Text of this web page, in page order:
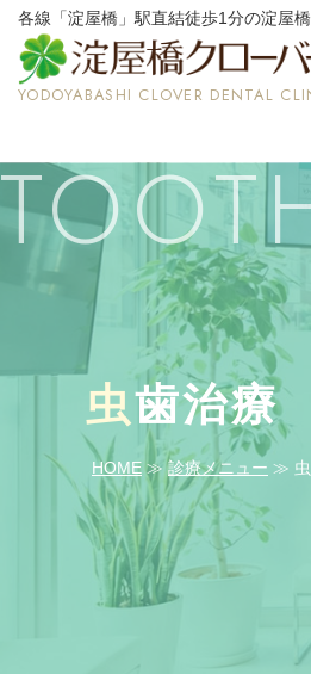
各線「淀屋橋」駅直結徒歩1分の淀屋
YODOYABASHI CLOVER DENTAL
虫歯治療
HOME ≫診療メニュー ≫ 虫